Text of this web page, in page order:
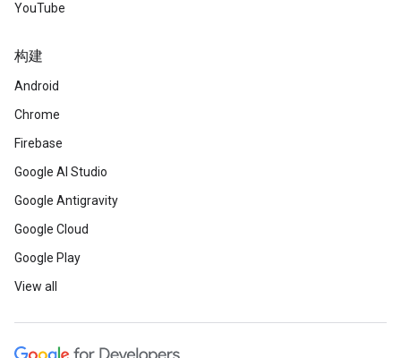
YouTube
构建
Android
Chrome
Firebase
Google AI Studio
Google Antigravity
Google Cloud
Google Play
View all